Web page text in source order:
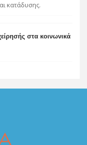
κατάδυσης.
στα κοινωνικά